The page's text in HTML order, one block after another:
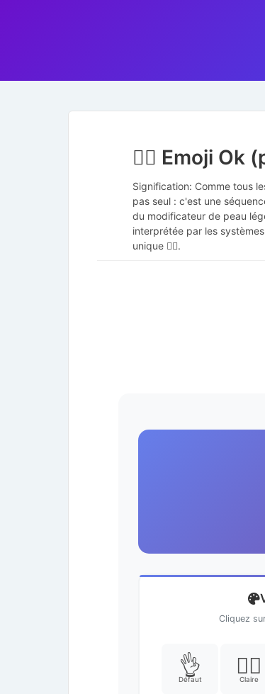
👌🏽 Emoji
Signification: Comme tous
pas seul : c'est une
du modificateur de peau
interprétée par les
unique 👌🏽.
Cliquez
👌
Défaut
👌🏻
Claire